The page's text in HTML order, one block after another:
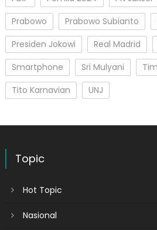
Prabowo
Prabowo Subianto
Presiden Jokowi
Real Madrid
Smartphone
Sri Mulyani
Tito Karnavian
UNJ
Topic
Hot Topic
Nasional